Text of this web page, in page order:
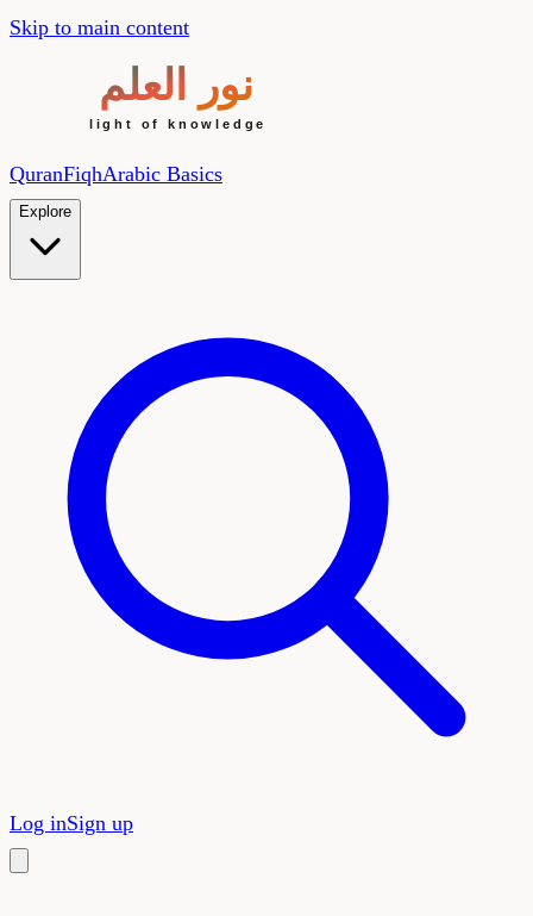
Skip to main content
QuranFiqhArabic Basics
Explore
Log inSign up